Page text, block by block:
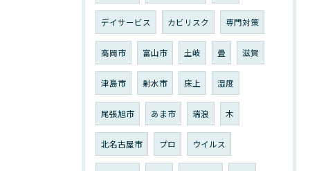
デイサービス カビリスク 専門対策
高岡市 富山市 土岐 畳 滋賀
津島市 射水市 床上 湿度
尾張旭市 あま市 瑞浪 木
北名古屋市 プロ ウイルス